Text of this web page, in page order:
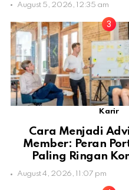
August 5, 2026, 12:35 am
Karir
Cara Menjadi
Member: Peran
Paling Ringan
August 4, 2026, 11:07 pm